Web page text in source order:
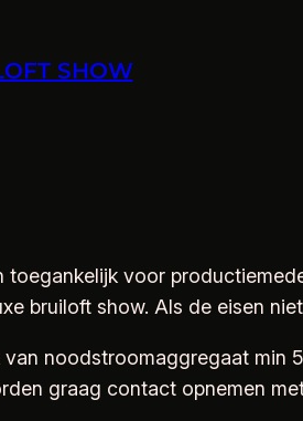
SHOW
toegankelijk voor
bruiloft show. Als de eisen
van noodstroomaggregaat min
graag contact opnemen